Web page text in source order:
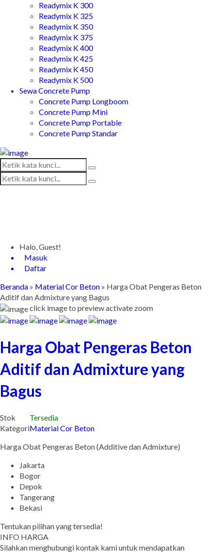
Readymix K 300
Readymix K 325
Readymix K 350
Readymix K 375
Readymix K 400
Readymix K 425
Readymix K 450
Readymix K 500
Sewa Concrete Pump
Concrete Pump Longboom
Concrete Pump Mini
Concrete Pump Portable
Concrete Pump Standar
Halo, Guest!
Masuk
Daftar
Beranda » Material Cor Beton » Harga Obat Pengeras Beton
Aditif dan Admixture yang Bagus
click image to previewactivate zoom
Harga Obat Pengeras Beton
Aditif dan Admixture yang
Bagus
Stok
Tersedia
KategoriMaterial Cor Beton
Harga Obat Pengeras Beton (Additive dan Admixture)
Jakarta
Bogor
Depok
Tangerang
Bekasi
Tentukan pilihan yang tersedia!
INFO HARGA
Silahkan menghubungi kontak kami untuk mendapatkan